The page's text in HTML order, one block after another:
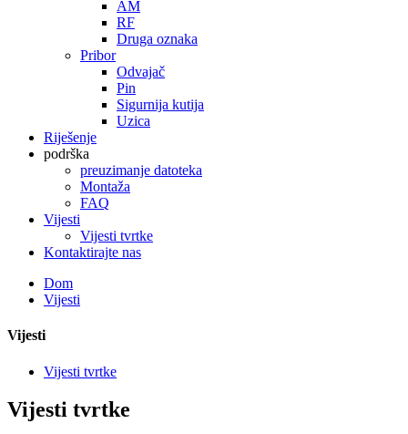
AM
RF
Druga oznaka
Pribor
Odvajač
Pin
Sigurnija kutija
Uzica
Riješenje
podrška
preuzimanje datoteka
Montaža
FAQ
Vijesti
Vijesti tvrtke
Kontaktirajte nas
Dom
Vijesti
Vijesti
Vijesti tvrtke
Vijesti tvrtke